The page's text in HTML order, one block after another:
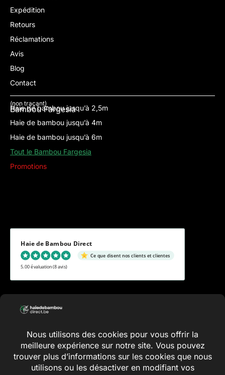
Expédition
Retours
Réclamations
Avis
Blog
Contact
Bambou Fargesia
(non traçant)
Haie de bambou jusqu’à 2,5m
Haie de bambou jusqu’à 4m
Haie de bambou jusqu’à 6m
Tout le Bambou Fargesia
Promotions
Haie de Bambou Direct
Ce que disent nos clients et clientes
5.00 évaluation(8 avis)
Conditions généralesVie privée